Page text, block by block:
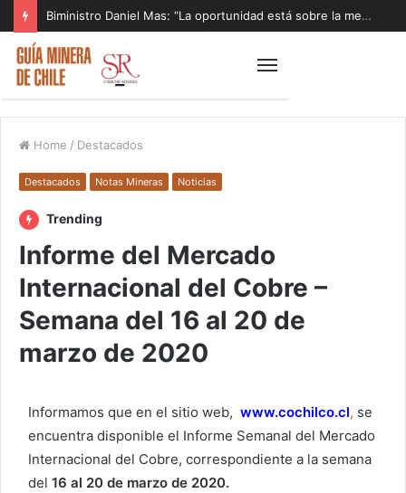
Biministro Daniel Mas: “La oportunidad está sobre la mesa y tenemos que aprovecharla”
Home / Destacados
Destacados Notas Mineras Noticias
Trending
Informe del Mercado
Internacional del Cobre –
Semana del 16 al 20 de
marzo de 2020
Informamos que en el sitio web, www.cochilco.cl, se
encuentra disponible el Informe Semanal del Mercado
Internacional del Cobre, correspondiente a la semana
del 16 al 20 de marzo de 2020.